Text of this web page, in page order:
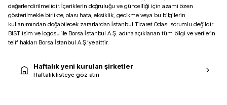
değerlendirilmelidir. İçeriklerin doğruluğu ve güncelliği için azami özen
gösterilmekle birlikte, olası hata, eksiklik, gecikme veya bu bilgilerin
kullanımından doğabilecek zararlardan İstanbul Ticaret Odası sorumlu değildir.
BIST isim ve logosu ile Borsa İstanbul A.Ş. adına açıklanan tüm bilgi ve verilerin
telif hakları Borsa İstanbul A.Ş.’ye aittir.
Haftalık yeni kurulan şirketler
Haftalık listeye göz atın